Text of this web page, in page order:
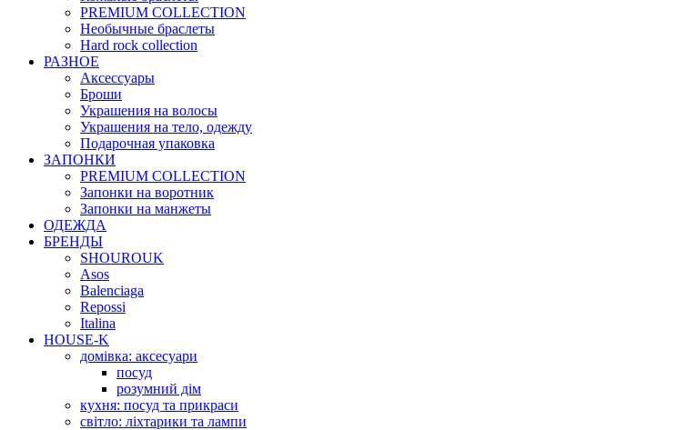
PREMIUM COLLECTION
Необычные браслеты
Hard rock collection
РАЗНОЕ
Аксессуары
Броши
Украшения на волосы
Украшения на тело, одежду
Подарочная упаковка
ЗАПОНКИ
PREMIUM COLLECTION
Запонки на воротник
Запонки на манжеты
ОДЕЖДА
БРЕНДЫ
SHOUROUK
Asos
Balenciaga
Repossi
Italina
HOUSE-K
домівка: аксесуари
посуд
розумний дім
кухня: посуд та прикраси
світло: ліхтарики та лампи